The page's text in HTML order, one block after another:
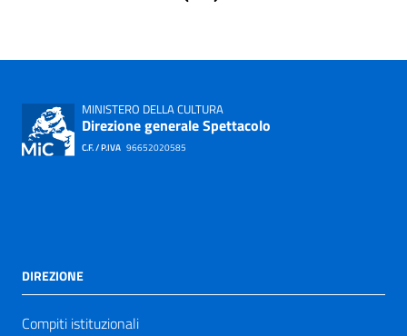
MINISTERO DELLA CULTURA
Direzione generale Spettacolo
C.F. / P.IVA 96652020585
DIREZIONE
Compiti istituzionali